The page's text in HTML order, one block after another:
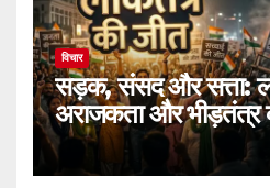
विचार
सड़क, संसद और सत्ता:
अराजकता और